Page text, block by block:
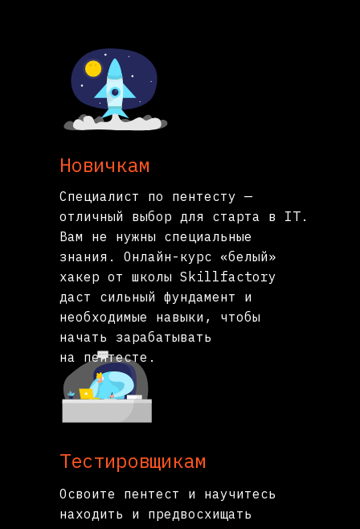
Новичкам
Специалист по пентесту —
отличный выбор для старта в IT.
Вам не нужны специальные
знания. Онлайн-курс «белый»
хакер от школы Skillfactory
даст сильный фундамент и
необходимые навыки, чтобы
начать зарабатывать
на пентесте.
Тестировщикам
Освоите пентест и научитесь
находить и предвосхищать